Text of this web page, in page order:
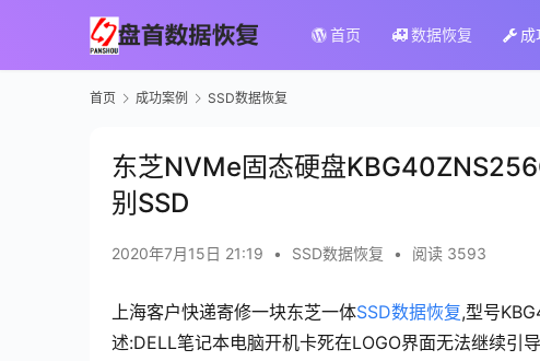
首页 数据恢复 成
首页 成功案例 SSD数据恢复
东芝NVMe固态硬盘
别SSD
2020年7月15日 21:19 • SSD数据恢复 • 阅读 3593
上海客户快递寄修一块东芝一体SSD数据恢复,型号
述:DELL笔记本电脑开机卡死在LOGO界面无法继续